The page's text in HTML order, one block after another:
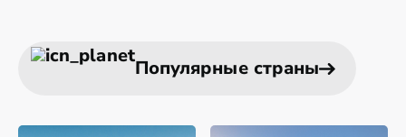
Популярные страны